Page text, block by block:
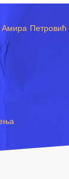
Амира Петровић